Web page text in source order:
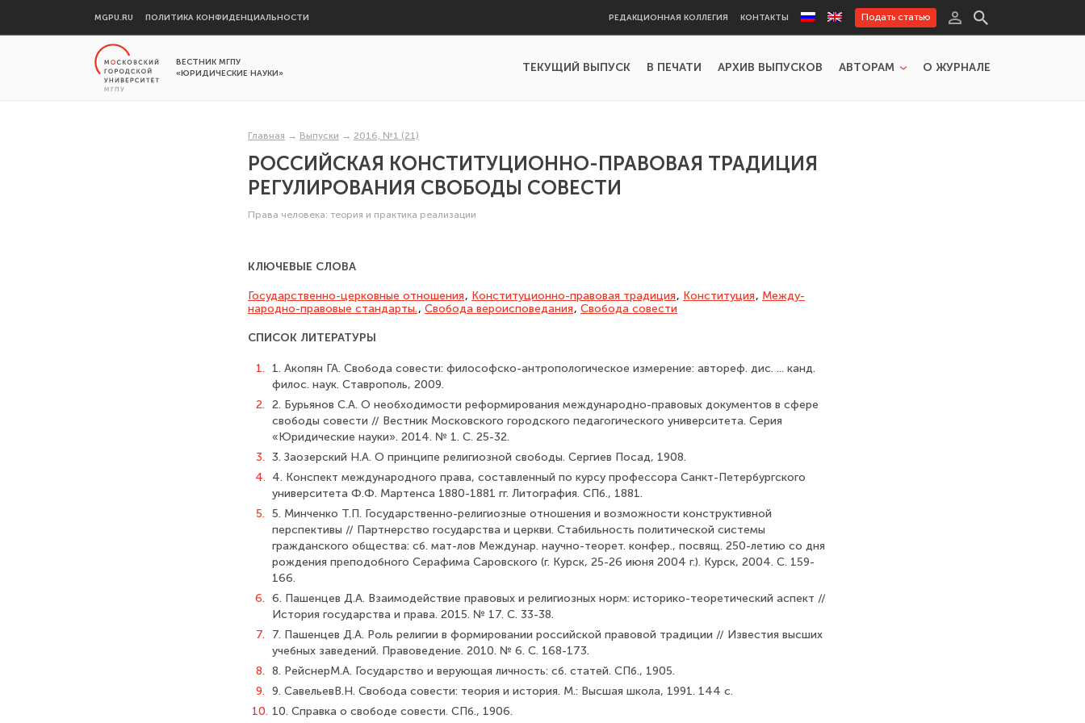
MGPU.RU ПОЛИТИКА КОНФИДЕНЦИАЛЬНОСТИ РЕДАКЦИОННАЯ КОЛЛЕГИЯ КОНТАКТЫ Подать статью
ВЕСТНИК МГПУ
«ЮРИДИЧЕСКИЕ НАУКИ»
ТЕКУЩИЙ ВЫПУСК В ПЕЧАТИ АРХИВ ВЫПУСКОВ АВТОРАМ О ЖУРНАЛЕ
Главная → Выпуски → 2016, №1 (21)
РОССИЙСКАЯ КОНСТИТУЦИОННО-ПРАВОВАЯ ТРАДИЦИЯ
РЕГУЛИРОВАНИЯ СВОБОДЫ СОВЕСТИ
Права человека: теория и практика реализации
КЛЮЧЕВЫЕ СЛОВА
Государственно-церковные отношения, Кон­ституционно-правовая традиция, Конституция, Между­
народно-правовые стандарты., Свобода вероисповедания, Свобода совести
СПИСОК ЛИТЕРАТУРЫ
1.
1. Акопян ГА. Свобода совести: философско-антропологическое измерение: автореф. дис. ... канд.
филос. наук. Ставрополь, 2009.
2. 2. Бурьянов С.А. О необходимости реформирования международно-правовых документов в сфере
свободы совести // Вестник Московского городского педагогиче­ского университета. Серия
«Юридические науки». 2014. № 1. С. 25-32.
3. 3. Заозерский Н.А. О принципе религиозной свободы. Сергиев Посад, 1908.
4. 4. Конспект международного права, составленный по курсу профессора Санкт-Петербургского
университета Ф.Ф. Мартенса 1880-1881 гг. Литография. СПб., 1881.
5. 5. Минченко Т.П. Государственно-религиозные отношения и возможности кон­структивной
перспективы // Партнерство государства и церкви. Стабильность по­литической системы
гражданского общества: сб. мат-лов Междунар. научно-теорет. конфер., посвящ. 250-летию со дня
рождения преподобного Серафима Саровского (г. Курск, 25-26 июня 2004 г.). Курск, 2004. С. 159-
166.
6. 6. Пашенцев Д.А. Взаимодействие правовых и религиозных норм: историко-теоретический аспект //
История государства и права. 2015. № 17. С. 33-38.
7.
7. Пашенцев Д.А. Роль религии в формировании российской правовой тради­ции // Известия высших
учебных заведений. Правоведение. 2010. № 6. С. 168-173.
8. 8. РейснерМ.А. Государство и верующая личность: сб. статей. СПб., 1905.
9. 9. СавельевВ.Н. Свобода совести: теория и история. М.: Высшая школа, 1991. 144 с.
10. 10. Справка о свободе совести. СПб., 1906.